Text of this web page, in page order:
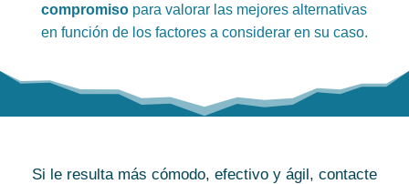
compromisopara valorar las mejores alternativas
en función de los factores a considerar en su caso.
Si le resulta más cómodo, efectivo y ágil, contacte